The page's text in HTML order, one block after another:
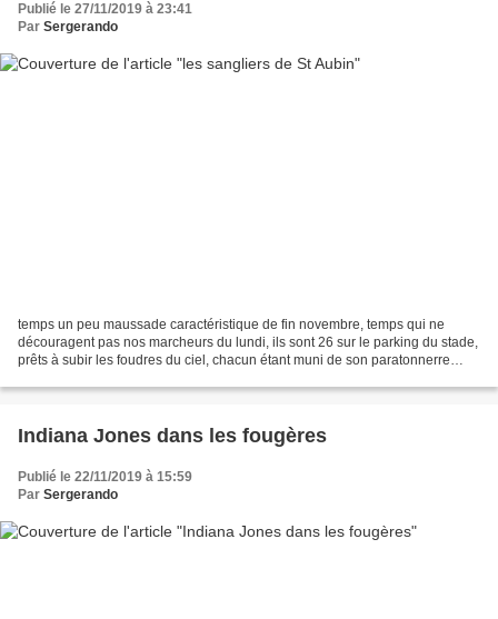
Publié le 27/11/2019 à 23:41
Par Sergerando
temps un peu maussade caractéristique de fin novembre, temps qui ne
découragent pas nos marcheurs du lundi, ils sont 26 sur le parking du stade,
prêts à subir les foudres du ciel, chacun étant muni de son paratonnerre
Indiana Jones dans les fougères
Publié le 22/11/2019 à 15:59
Par Sergerando